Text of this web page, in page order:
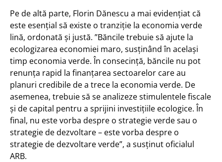
Pe de altă parte, Florin Dănescu a mai evidențiat că
este esențial să existe o tranziție la economia verde
lină, ordonată și justă. ”Băncile trebuie să ajute la
ecologizarea economiei maro, susținând în același
timp economia verde. În consecință, băncile nu pot
renunța rapid la finanțarea sectoarelor care au
planuri credibile de a trece la economia verde. De
asemenea, trebuie să se analizeze stimulentele fiscale
și de capital pentru a sprijini investițiile ecologice. În
final, nu este vorba despre o strategie verde sau o
strategie de dezvoltare – este vorba despre o
strategie de dezvoltare verde”, a susținut oficialul
ARB.